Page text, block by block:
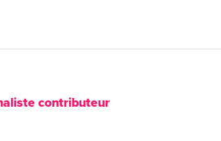
contributeur